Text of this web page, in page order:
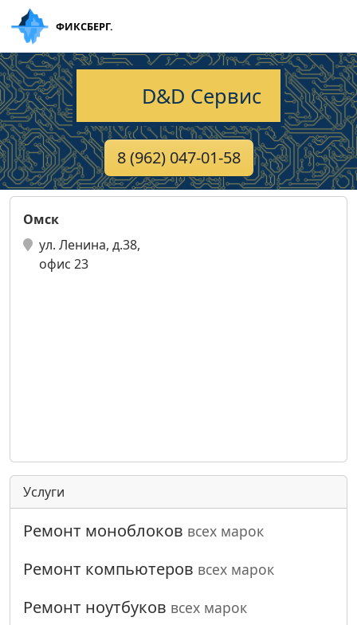
ФИКСБЕРГ.
D&D Сервис
8 (962) 047-01-58
Омск
ул. Ленина, д.38,
офис 23
Услуги
Ремонт моноблоков всех марок
Ремонт компьютеров всех марок
Ремонт ноутбуков всех марок